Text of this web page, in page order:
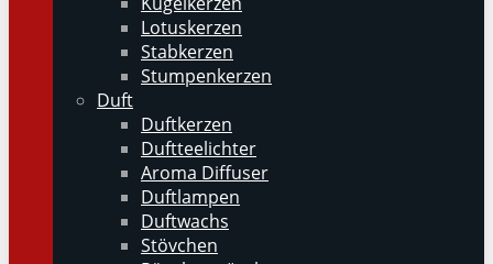
Lotuskerzen
Stabkerzen
Stumpenkerzen
Duft
Duftkerzen
Duftteelichter
Aroma Diffuser
Duftlampen
Duftwachs
Stövchen